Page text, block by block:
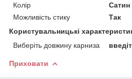
Колір
Сатин
Можливість стику
Так
Користувальницькі
Виберіть довжину карниза
Приховати